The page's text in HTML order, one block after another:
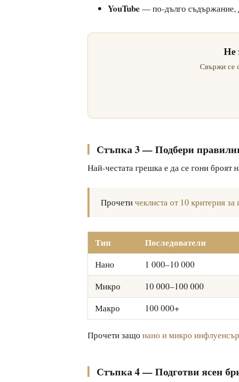
YouTube — по-дълго съдържание,
Не
Свържи се
Стъпка 3 — Подбери
Най-честата грешка е да се гони броят
Прочетичеклиста от 10 критерия
Тип Последователи
Нано 1 000–10 000
Микро
10 000–100 000
Макро
100 000+
Прочети защо нано и микро
Стъпка 4 — Подготви ясен